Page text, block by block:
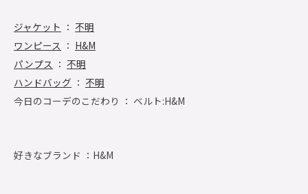
ジャケット ： 不明
ワンピース ： H&M
パンプス ： 不明
ハンドバッグ ： 不明
今日のコーデのこだわり ： ベルト:H&M
好きなブランド ： H&M